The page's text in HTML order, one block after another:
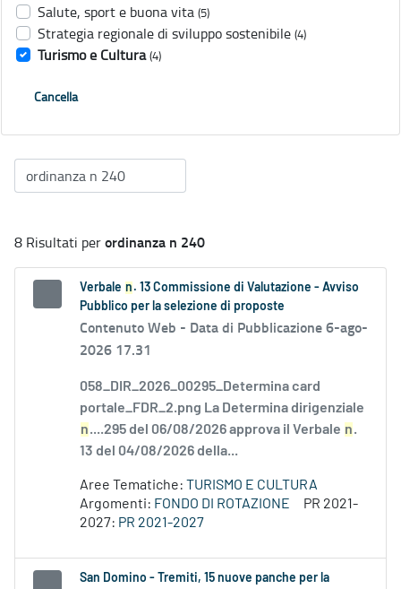
Salute, sport e buona vita (5)
Strategia regionale di sviluppo sostenibile (4)
Turismo e Cultura (4)
Cancella
8 Risultati perordinanza n 240
Verbale n . 13 Commissione di Valutazione - Avviso
Pubblico per la selezione di proposte
Contenuto Web - Data di Pubblicazione 6-ago-
2026 17.31
058_DIR_2026_00295_Determina card
portale_FDR_2.png La Determina dirigenziale
n....295 del 06/08/2026 approva il Verbale n.
13 del 04/08/2026 della...
Aree Tematiche: TURISMO E CULTURA
Argomenti: FONDO DI ROTAZIONE
PR 2021-
2027: PR 2021-2027
San Domino - Tremiti, 15 nuove panche per la